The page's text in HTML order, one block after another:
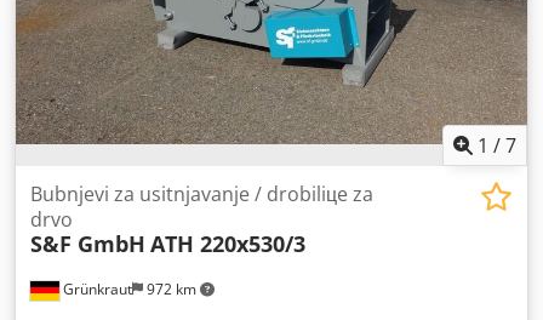
1 /7
Grünkraut 972 km
Bubnjevi za usitnjavanje / drobiliцe za
drvo
S&F GmbH ATH 220x530/3